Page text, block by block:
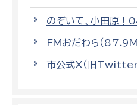
のぞいて、小田原
FMおだわら（
市公式X（旧Twitter